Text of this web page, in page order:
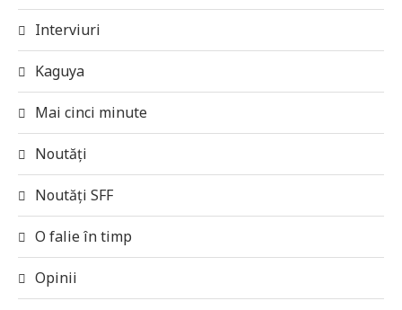
Interviuri
Kaguya
Mai cinci minute
Noutăți
Noutăți SFF
O falie în timp
Opinii